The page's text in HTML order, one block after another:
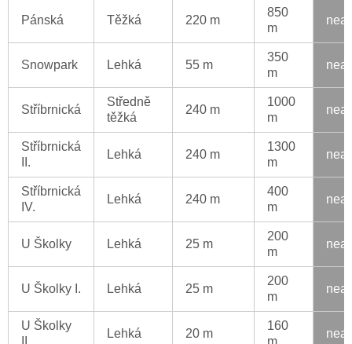
Pánská Těžká 220 m
850
m
Snowpark Lehká 55 m
350
m
Stříbrnická
Středně
těžká
240 m
1000
m
Stříbrnická
II.
Lehká 240 m
1300
m
Stříbrnická
IV.
Lehká 240 m
400
m
U Školky Lehká 25 m
200
m
U Školky I. Lehká 25 m
200
m
U Školky
II.
Lehká 20 m
160
m